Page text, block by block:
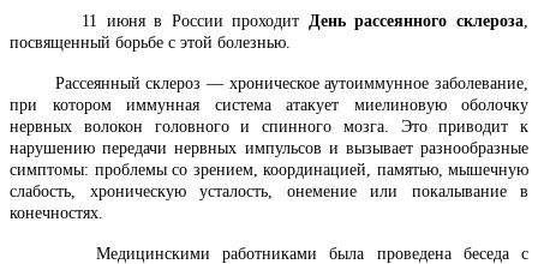
11 июня в России проходит День рассеянного склероза
посвященный борьбе с этой болезнью.
Рассеянный склероз — хроническое аутоиммунное заболевание,
при котором иммунная система атакует миелиновую оболочку
нервных волокон головного и спинного мозга. Это приводит к
нарушению передачи нервных импульсов и вызывает разнообразные
симптомы: проблемы со зрением, координацией, памятью, мышечную
слабость, хроническую усталость, онемение или покалывание в
конечностях.
Медицинскими работниками была проведена беседа с